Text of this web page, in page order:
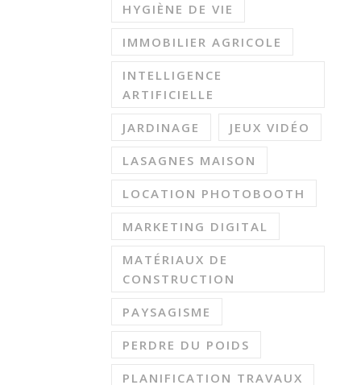
HYGIÈNE DE VIE
IMMOBILIER AGRICOLE
INTELLIGENCE
ARTIFICIELLE
JARDINAGE JEUX VIDÉO
LASAGNES MAISON
LOCATION PHOTOBOOTH
MARKETING DIGITAL
MATÉRIAUX DE
CONSTRUCTION
PAYSAGISME
PERDRE DU POIDS
PLANIFICATION TRAVAUX